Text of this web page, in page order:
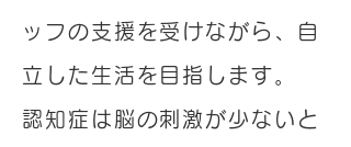
ッフの支援を受けながら、自
立した生活を目指します。
認知症は脳の刺激が少ないと